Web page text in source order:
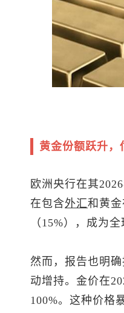
黄金份额跃升，
欧洲央行在其
在包含外汇和黄
（15%），成为
然而，报告也明
动增持。金价在
100%。这种价格